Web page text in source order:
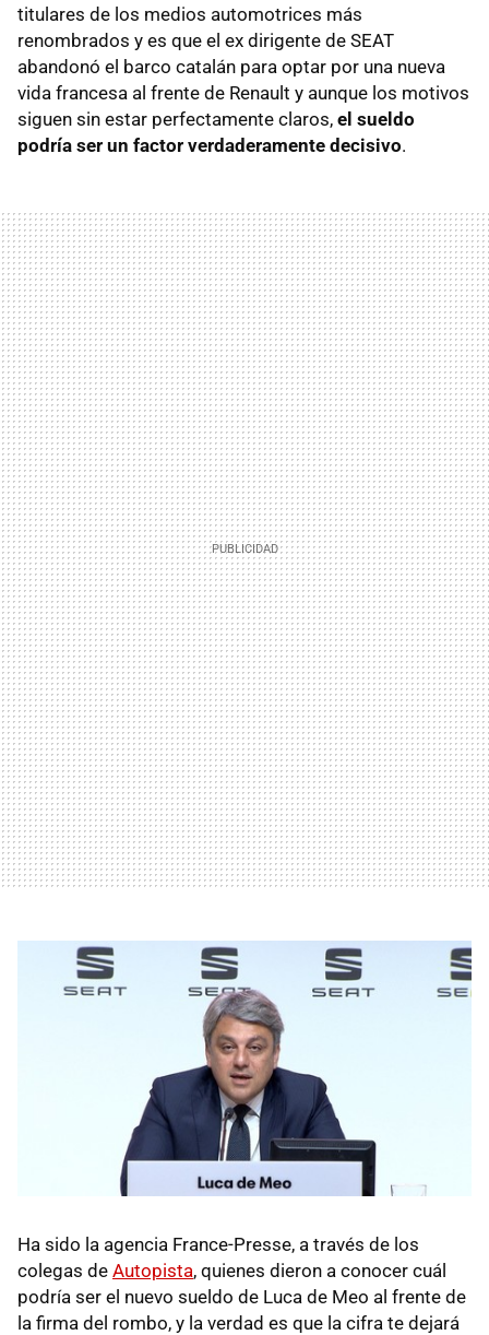
titulares de los medios automotrices más
renombrados y es que el ex dirigente de SEAT
abandonó el barco catalán para optar por una nueva
vida francesa al frente de Renault y aunque los motivos
siguen sin estar perfectamente claros, el sueldo
podría ser un factor verdaderamente decisivo.
Ha sido la agencia France-Presse, a través de los
colegas de Autopista, quienes dieron a conocer cuál
podría ser el nuevo sueldo de Luca de Meo al frente de
la firma del rombo, y la verdad es que la cifra te dejará